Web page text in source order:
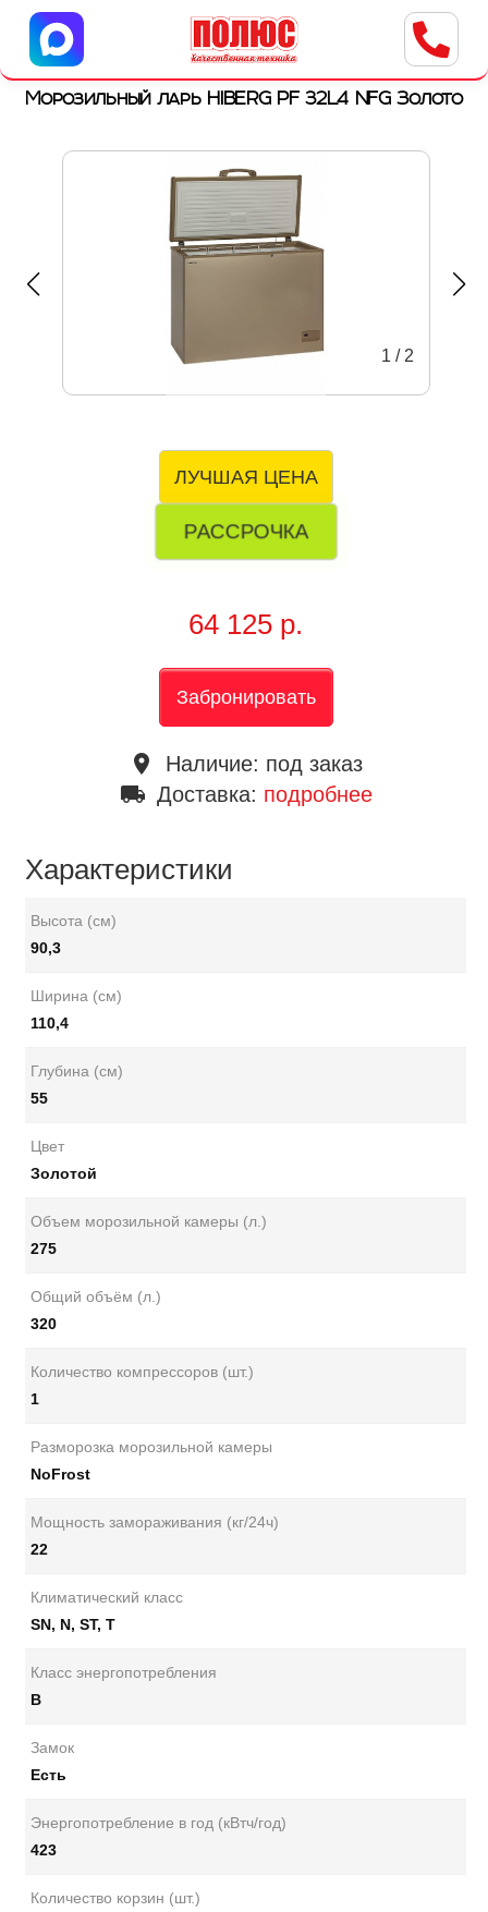
Центр бытовой техники
г. Ульяновск, ул. Пушкарева, 8a
Морозильный ларь HIBERG PF 32L4 NFG Золото
1 / 2
ЛУЧШАЯ ЦЕНА
РАССРОЧКА
64 125 р.
Забронировать
place Наличие: под заказ
local_shipping Доставка: подробнее
Характеристики
Высота (см)
90,3
Ширина (см)
110,4
Глубина (см)
55
Цвет
Золотой
Объем морозильной камеры (л.)
275
Общий объём (л.)
320
Количество компрессоров (шт.)
1
Разморозка морозильной камеры
NoFrost
Мощность замораживания (кг/24ч)
22
Климатический класс
SN, N, ST, T
Класс энергопотребления
B
Замок
Есть
Энергопотребление в год (кВтч/год)
423
Количество корзин (шт.)